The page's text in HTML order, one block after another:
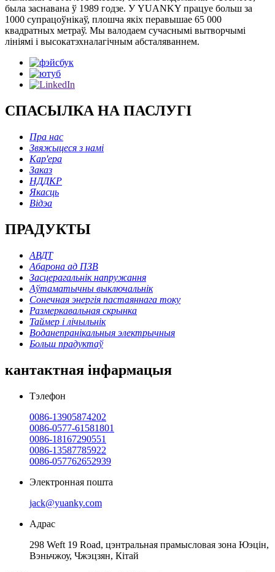
была заснавана ў 1989 годзе. У YUANKY працуе больш за
1000 супрацоўнікаў, плошча якіх перавышае 65 000
квадратных метраў. Мы валодаем сучаснымі вытворчымі
лініямі і высокатэхналагічным абсталяваннем.
СПАСЫЛКА НА ПАСЛУГІ
Пра нас
Звяжыцеся з намі
Кар'ера
Заказ
НДДКР
Якасць
Відэа
ПРАДУКТЫ
АВДТ
Абарона ад ПЗВ
Засцерагальнік напружання
Аўтаматычны выключальнік
Сонечная энергія пастаяннага току
Размеркавальная скрынка
Таймер і лічыльнік
Воданепранікальныя электрычныя
Больш прадуктаў
кантактная інфармацыя
Тэлефон
0086-13905874202
0086-0577-61581801
0086-18167290551
0086-13587785922
0086-057762652939
Электронная пошта
jack@yuanky.com
Адрас
298 Weft 19 Road, цэнтральная прамысловая зона Юэцін,
Вэньчжоу, Чжэцзян, Кітай